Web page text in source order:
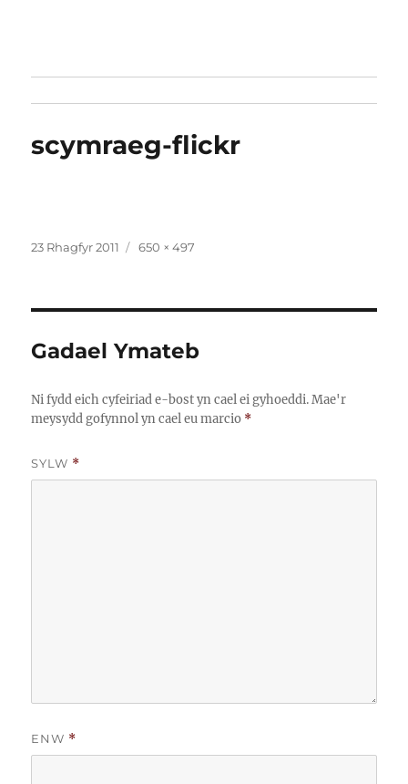
scymraeg-flickr
Cofnodwyd
23 Rhagfyr 2011
Maint
650 × 497
Gadael Ymateb
Ni fydd eich cyfeiriad e-bost yn cael ei gyhoeddi. Mae'r
meysydd gofynnol yn cael eu marcio *
SYLW *
ENW *